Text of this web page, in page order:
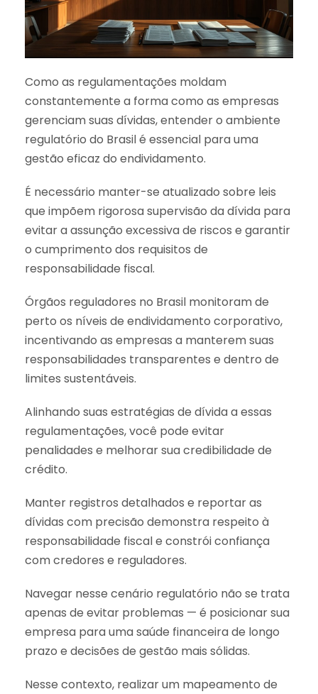
Como as regulamentações moldam
constantemente a forma como as empresas
gerenciam suas dívidas, entender o ambiente
regulatório do Brasil é essencial para uma
gestão eficaz do endividamento.
É necessário manter-se atualizado sobre leis
que impõem rigorosa supervisão da dívida para
evitar a assunção excessiva de riscos e garantir
o cumprimento dos requisitos de
responsabilidade fiscal.
Órgãos reguladores no Brasil monitoram de
perto os níveis de endividamento corporativo,
incentivando as empresas a manterem suas
responsabilidades transparentes e dentro de
limites sustentáveis.
Alinhando suas estratégias de dívida a essas
regulamentações, você pode evitar
penalidades e melhorar sua credibilidade de
crédito.
Manter registros detalhados e reportar as
dívidas com precisão demonstra respeito à
responsabilidade fiscal e constrói confiança
com credores e reguladores.
Navegar nesse cenário regulatório não se trata
apenas de evitar problemas — é posicionar sua
empresa para uma saúde financeira de longo
prazo e decisões de gestão mais sólidas.
Nesse contexto, realizar um mapeamento de